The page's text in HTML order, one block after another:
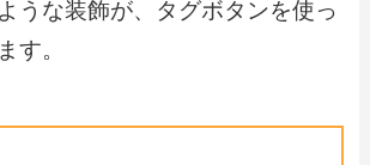
うな装飾が、タグボタンを使っ
す。